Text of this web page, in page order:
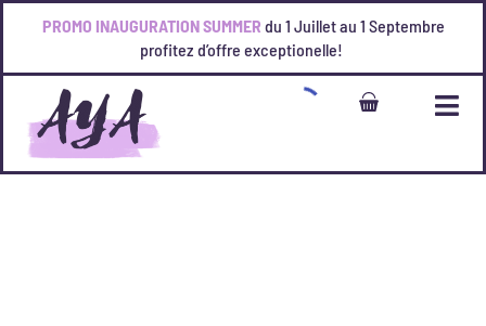
PROMO INAUGURATION SUMMER du 1 Juillet au 1 Septembre
profitez d’offre exceptionelle!